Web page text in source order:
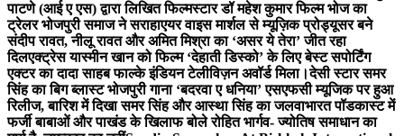
पाटणे (आई ए एस) द्वारा लिखित फिल्मस्टार डॉ महेश कुमार फिल्म भोज का
ट्रेलर भोजपुरी समाज ने सराहाएयर वाइस मार्शल से म्यूज़िक प्रोड्यूसर बने
संदीप रावत, नीलू रावत और अमित मिश्रा का ‘असर ये तेरा’ जीत रहा
दिलएक्ट्रेस यास्मीन खान को फिल्म ‘देहाती डिस्को’ के लिए बेस्ट सपोर्टिंग
एक्टर का दादा साहब फाल्के इंडियन टेलीविज़न अवॉर्ड मिला।देसी स्टार समर
सिंह का बिग ब्लास्ट भोजपुरी गाना ‘बदरवा ए धनिया’ एसएफसी म्यूजिक पर हुआ
रिलीज, बारिश में दिखा समर सिंह और आस्था सिंह का जलवाभारत पॉडकास्ट में
फर्जी बाबाओं और पाखंड के खिलाफ बोले रोहित भार्गव- ज्योतिष समाधान का